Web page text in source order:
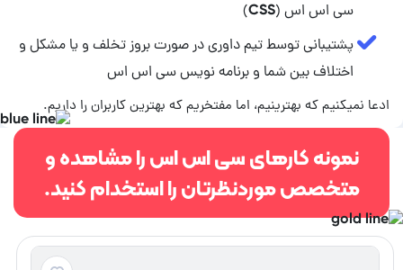
سی اس اس (CSS)
پشتیبانی توسط تیم داوری در صورت بروز تخلف و یا مشکل و
اختلاف بین شما و برنامه نویس سی اس اس
ادعا نمیکنیم که بهترینیم، اما مفتخریم که بهترین کاربران را داریم.
نمونه کارهای سی اس اس را مشاهده و
متخصص موردنظرتان را استخدام کنید.